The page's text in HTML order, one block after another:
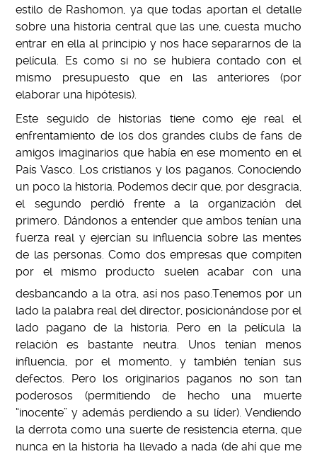
estilo de Rashomon, ya que todas aportan el detalle
sobre una historia central que las une, cuesta mucho
entrar en ella al principio y nos hace separarnos de la
película. Es como si no se hubiera contado con el
mismo presupuesto que en las anteriores (por
elaborar una hipótesis).
Este seguido de historias tiene como eje real el
enfrentamiento de los dos grandes clubs de fans de
amigos imaginarios que había en ese momento en el
País Vasco. Los cristianos y los paganos. Conociendo
un poco la historia. Podemos decir que, por desgracia,
el segundo perdió frente a la organización del
primero. Dándonos a entender que ambos tenían una
fuerza real y ejercían su influencia sobre las mentes
de las personas. Como dos empresas que compiten
por el mismo producto suelen acabar con una
desbancando a la otra, así nos paso. Tenemos por un
lado la palabra real del director, posicionándose por el
lado pagano de la historia. Pero en la película la
relación es bastante neutra. Unos tenían menos
influencia, por el momento, y también tenían sus
defectos. Pero los originarios paganos no son tan
poderosos (permitiendo de hecho una muerte
“inocente” y además perdiendo a su líder). Vendiendo
la derrota como una suerte de resistencia eterna, que
nunca en la historia ha llevado a nada (de ahí que me